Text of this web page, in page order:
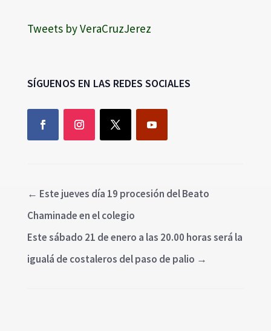
Tweets by VeraCruzJerez
SÍGUENOS EN LAS REDES SOCIALES
← Este jueves día 19 procesión del Beato
Chaminade en el colegio
Este sábado 21 de enero a las 20.00 horas será la
igualá de costaleros del paso de palio →